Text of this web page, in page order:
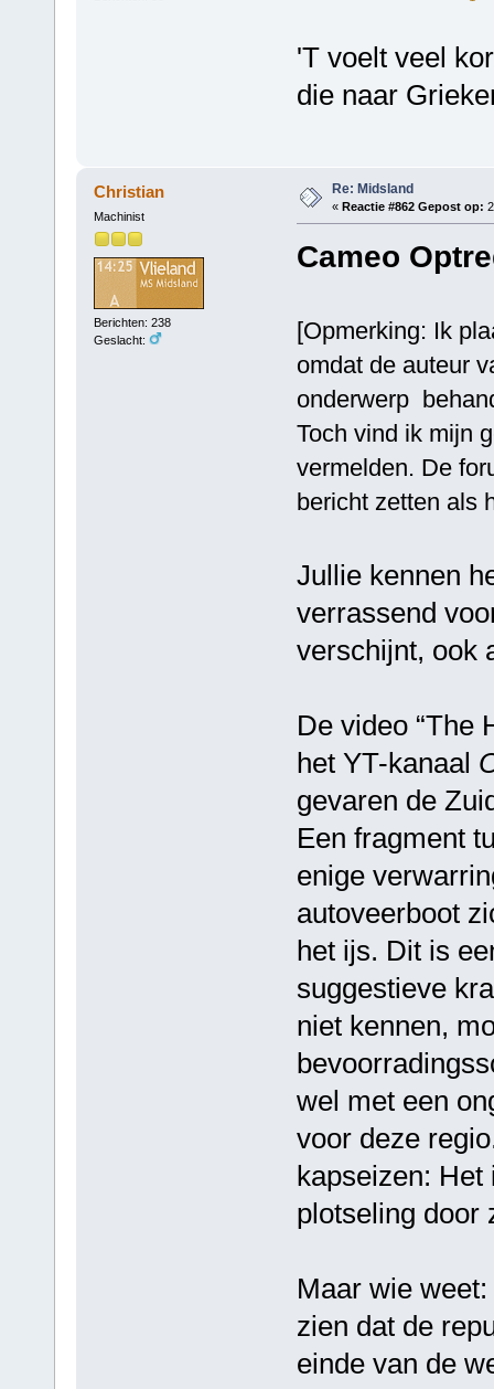
'T voelt veel
die naar
Christian
Machinist
Berichten: 238
Geslacht:
Re: Midsland
« Reactie #862 Gepost op:
Cameo
[Opmerking: Ik
omdat de auteur
onderwerp
Toch vind ik mijn
vermelden. De
bericht zetten als
Jullie kennen
verrassend
verschijnt, ook
De video “The
het YT-kanaal
gevaren de
Een fragment
enige
autoveerboot
het ijs. Dit is
suggestieve
niet kennen,
wel met een
voor deze
kapseizen:
plotseling door
Maar wie
zien dat de
einde van de